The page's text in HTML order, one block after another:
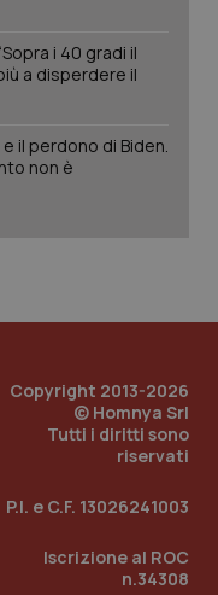
i 40 gradi il
a disperdere il
il perdono di Biden.
non è
Copyright 2013-2026
© Homnya Srl
Tutti i diritti sono
riservati
P.I. e C.F. 13026241003
Iscrizione al ROC
n.34308
.quotidianosanita.it
1
mese